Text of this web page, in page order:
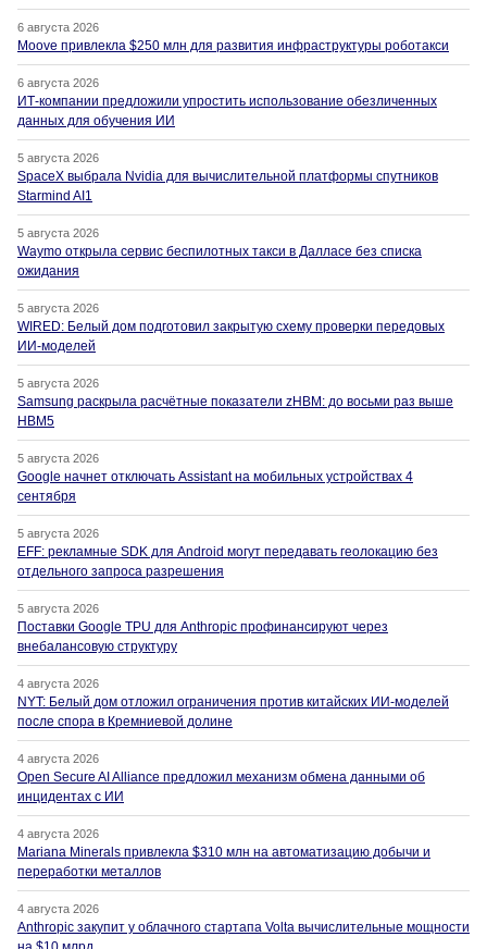
6 августа 2026
Moove привлекла $250 млн для развития инфраструктуры роботакси
6 августа 2026
ИТ-компании предложили упростить использование обезличенных
данных для обучения ИИ
5 августа 2026
SpaceX выбрала Nvidia для вычислительной платформы спутников
Starmind AI1
5 августа 2026
Waymo открыла сервис беспилотных такси в Далласе без списка
ожидания
5 августа 2026
WIRED: Белый дом подготовил закрытую схему проверки передовых
ИИ-моделей
5 августа 2026
Samsung раскрыла расчётные показатели zHBM: до восьми раз выше
HBM5
5 августа 2026
Google начнет отключать Assistant на мобильных устройствах 4
сентября
5 августа 2026
EFF: рекламные SDK для Android могут передавать геолокацию без
отдельного запроса разрешения
5 августа 2026
Поставки Google TPU для Anthropic профинансируют через
внебалансовую структуру
4 августа 2026
NYT: Белый дом отложил ограничения против китайских ИИ-моделей
после спора в Кремниевой долине
4 августа 2026
Open Secure AI Alliance предложил механизм обмена данными об
инцидентах с ИИ
4 августа 2026
Mariana Minerals привлекла $310 млн на автоматизацию добычи и
переработки металлов
4 августа 2026
Anthropic закупит у облачного стартапа Volta вычислительные мощности